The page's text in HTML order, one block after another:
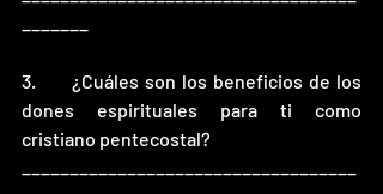
3.	¿Cuáles son los beneficios de los
dones espirituales para ti como
cristiano pentecostal?